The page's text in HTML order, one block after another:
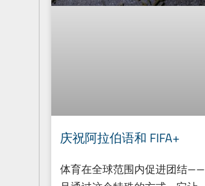
庆祝阿拉伯语和 FIFA+
体育在全球范围内促进团结——